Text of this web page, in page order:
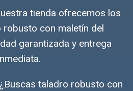
tienda ofrecemos los
con maletín del
garantizada y entrega
taladro robusto con